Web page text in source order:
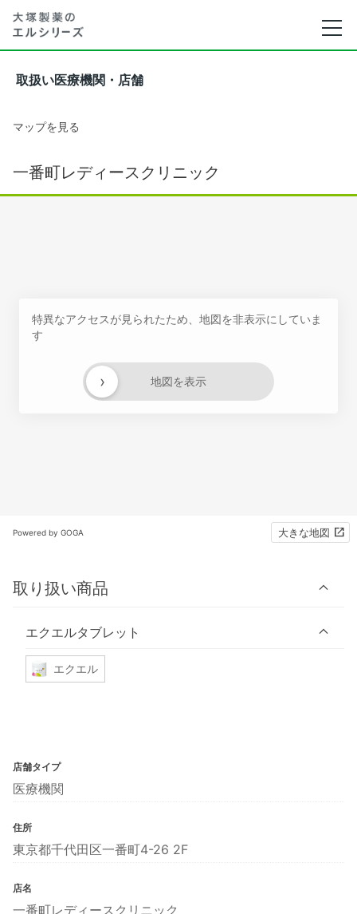
取扱い医療機関・店舗
マップを見る
一番町レディースクリニック
特異なアクセスが見られたため、地図を非表示にしていま
す
地図を表示
›
Powered by GOGA 大きな地図
取り扱い商品
エクエルタブレット
エクエル
店舗タイプ
医療機関
住所
東京都千代田区一番町4-26 2F
店名
一番町レディースクリニック